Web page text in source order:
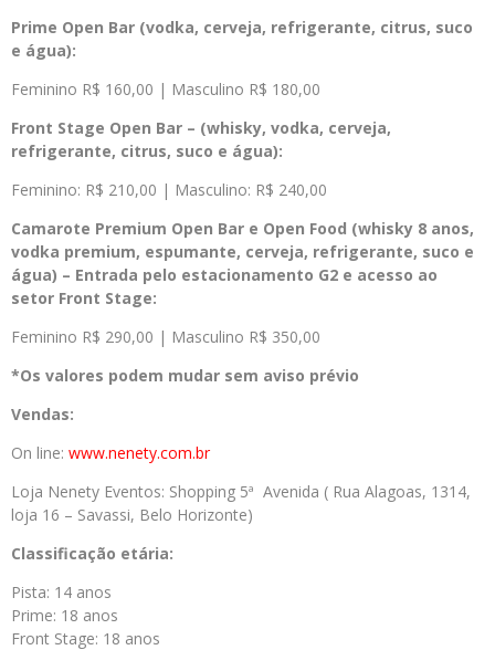
Prime Open Bar (vodka, cerveja, refrigerante, citrus, suco
e água):
Feminino R$ 160,00 | Masculino R$ 180,00
Front Stage Open Bar – (whisky, vodka, cerveja,
refrigerante, citrus, suco e água):
Feminino: R$ 210,00 | Masculino: R$ 240,00
Camarote Premium Open Bar e Open Food (whisky 8 anos,
vodka premium, espumante, cerveja, refrigerante, suco e
água) – Entrada pelo estacionamento G2 e acesso ao
setor Front Stage:
Feminino R$ 290,00 | Masculino R$ 350,00
*Os valores podem mudar sem aviso prévio
Vendas:
On line: www.nenety.com.br
Loja Nenety Eventos: Shopping 5ª Avenida ( Rua Alagoas, 1314,
loja 16 – Savassi, Belo Horizonte)
Classificação etária:
Pista: 14 anos
Prime: 18 anos
Front Stage: 18 anos